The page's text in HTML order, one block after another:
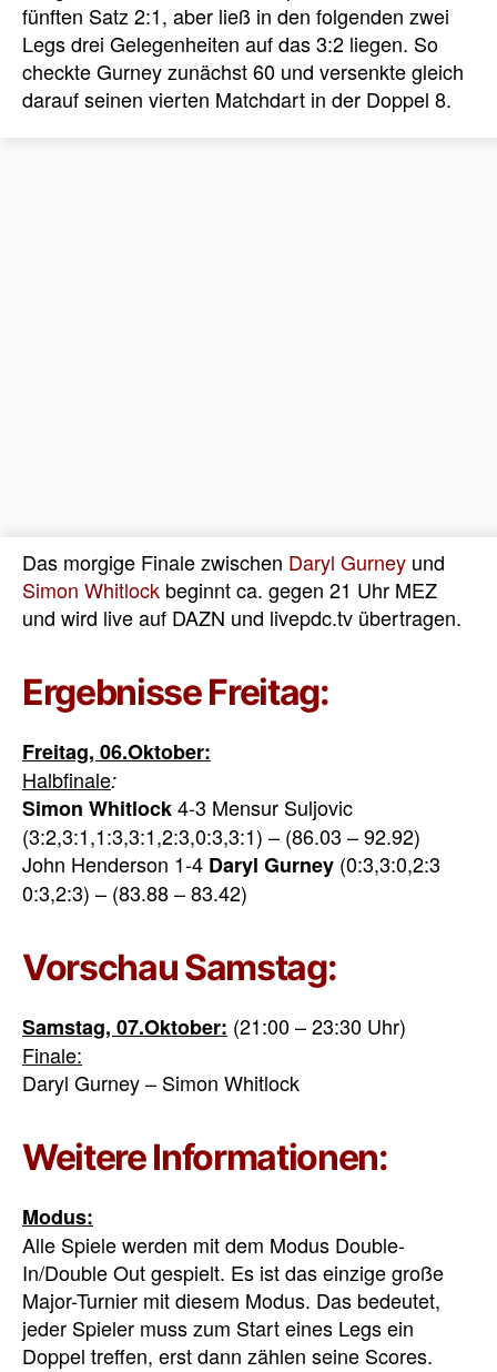
fünften Satz 2:1, aber ließ in den folgenden zwei
Legs drei Gelegenheiten auf das 3:2 liegen. So
checkte Gurney zunächst 60 und versenkte gleich
darauf seinen vierten Matchdart in der Doppel 8.
Das morgige Finale zwischen Daryl Gurney und
Simon Whitlock beginnt ca. gegen 21 Uhr MEZ
und wird live auf DAZN und livepdc.tv übertragen.
Ergebnisse Freitag:
Freitag, 06.Oktober:
Halbfinale:
Simon Whitlock4-3 Mensur Suljovic
(3:2,3:1,1:3,3:1,2:3,0:3,3:1) – (86.03 – 92.92)
John Henderson 1-4 Daryl Gurney (0:3,3:0,2:3
0:3,2:3) – (83.88 – 83.42)
Vorschau Samstag:
Samstag, 07.Oktober: (21:00 – 23:30 Uhr)
Finale:
Daryl Gurney – Simon Whitlock
Weitere Informationen:
Modus:
Alle Spiele werden mit dem Modus Double-
In/Double Out gespielt. Es ist das einzige große
Major-Turnier mit diesem Modus. Das bedeutet,
jeder Spieler muss zum Start eines Legs ein
Doppel treffen, erst dann zählen seine Scores.